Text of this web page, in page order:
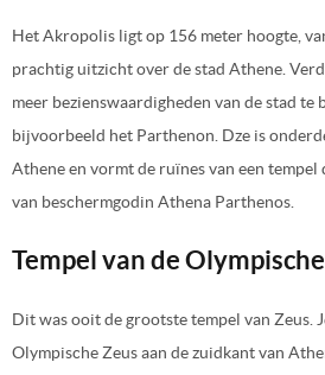
Het Akropolis ligt op 156 meter hoogte,
prachtig uitzicht over de stad Athene.
meer bezienswaardigheden van de stad te
bijvoorbeeld het Parthenon. Dze is
Athene en vormt de ruïnes van een
van beschermgodin Athena Parthenos.
Tempel van de
Dit was ooit de grootste tempel van Zeus.
Olympische Zeus aan de zuidkant van